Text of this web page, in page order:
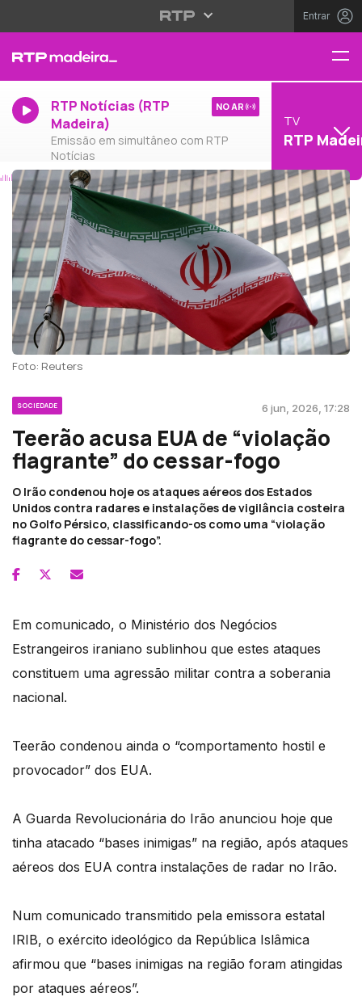
Entrar
RTP Notícias (RTP
Madeira)
Emissão em simultâneo com RTP
Notícias
NO AR
TV
RTP
Foto: Reuters
SOCIEDADE 6 jun, 2026, 17:28
Teerão acusa EUA de “violação
flagrante” do cessar-fogo
O Irão condenou hoje os ataques aéreos dos Estados
Unidos contra radares e instalações de vigilância costeira
no Golfo Pérsico, classificando-os como uma “violação
flagrante do cessar-fogo”.
Em comunicado, o Ministério dos Negócios
Estrangeiros iraniano sublinhou que estes ataques
constituem uma agressão militar contra a soberania
nacional.
Teerão condenou ainda o “comportamento hostil e
provocador” dos EUA.
A Guarda Revolucionária do Irão anunciou hoje que
tinha atacado “bases inimigas” na região, após ataques
aéreos dos EUA contra instalações de radar no Irão.
Num comunicado transmitido pela emissora estatal
IRIB, o exército ideológico da República Islâmica
afirmou que “bases inimigas na região foram atingidas
por ataques aéreos”.